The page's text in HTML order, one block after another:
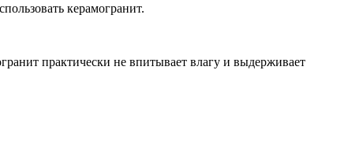
керамогранит.
практически не впитывает влагу и выдерживает